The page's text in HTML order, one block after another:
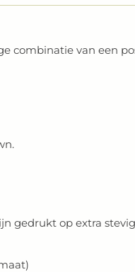
combinatie van een
gedrukt op extra